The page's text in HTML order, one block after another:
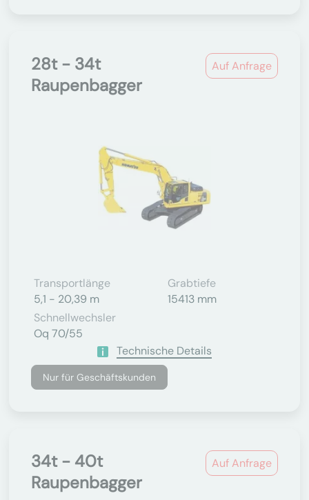
Auf Anfrage
28t - 34t
Raupenbagger
Transportlänge
5,1 - 20,39 m
Grabtiefe
15413 mm
Schnellwechsler
Oq 70/55
Technische Details
Nur für Geschäftskunden
Auf Anfrage
34t - 40t
Raupenbagger